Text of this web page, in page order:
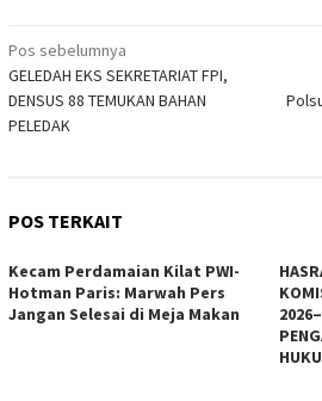
Navigasi
pos
Pos sebelumnya
GELEDAH EKS SEKRETARIAT FPI,
DENSUS 88 TEMUKAN BAHAN
PELEDAK
POS TERKAIT
Kecam Perdamaian Kilat PWI-
Hotman Paris: Marwah Pers
Jangan Selesai di Meja Makan